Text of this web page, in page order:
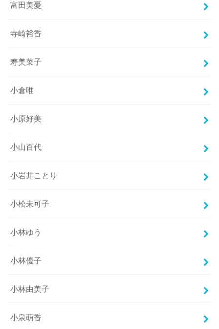
富田美憂
寺崎裕香
寿美菜子
小倉唯
小原好美
小山百代
小岩井ことり
小松未可子
小林ゆう
小林優子
小林由美子
小泉萌香